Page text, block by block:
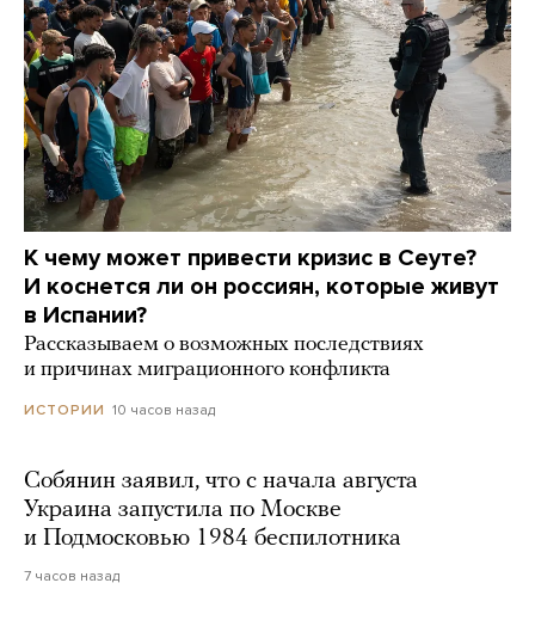
К чему может привести кризис в Сеуте?
И коснется ли он россиян, которые живут
в Испании?
Рассказываем о возможных последствиях
и причинах миграционного конфликта
ИСТОРИИ 10 часов назад
Собянин заявил, что с начала августа
Украина запустила по Москве
и Подмосковью 1984 беспилотника
7 часов назад